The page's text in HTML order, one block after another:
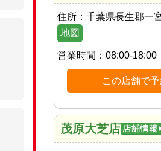
住所： 千葉県長生郡一
地図
営業時間： 08:00-18:00
この店舗で
茂原大芝店